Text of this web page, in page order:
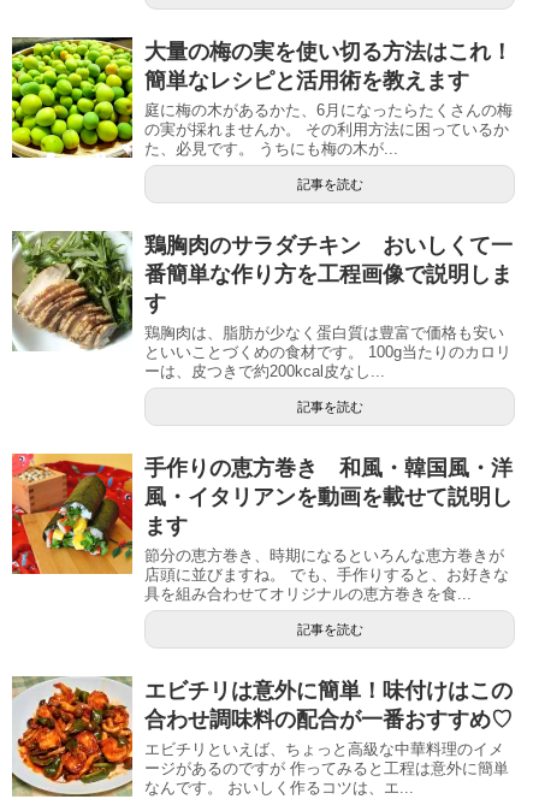
大量の梅の実を使い切る方法はこれ！
簡単なレシピと活用術を教えます
庭に梅の木があるかた、6月になったらたくさんの梅
の実が採れませんか。 その利用方法に困っているか
た、必見です。 うちにも梅の木が...
記事を読む
鶏胸肉のサラダチキン おいしくて一
番簡単な作り方を工程画像で説明しま
す
鶏胸肉は、脂肪が少なく蛋白質は豊富で価格も安い
といいことづくめの食材です。 100g当たりのカロリ
ーは、皮つきで約200kcal皮なし...
記事を読む
手作りの恵方巻き 和風・韓国風・洋
風・イタリアンを動画を載せて説明し
ます
節分の恵方巻き、時期になるといろんな恵方巻きが
店頭に並びますね。 でも、手作りすると、お好きな
具を組み合わせてオリジナルの恵方巻きを食...
記事を読む
エビチリは意外に簡単！味付けはこの
合わせ調味料の配合が一番おすすめ♡
エビチリといえば、ちょっと高級な中華料理のイメ
ージがあるのですが 作ってみると工程は意外に簡単
なんです。 おいしく作るコツは、エ...